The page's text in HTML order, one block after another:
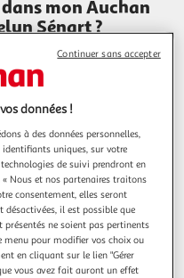
mon Auchan
Sénart ?
données !
à des données personnelles,
uniques, sur votre
de suivi prendront en
Nous et nos partenaires traitons
consentement, elles seront
désactivées, il est possible que
ne soient pas pertinents
menu pour modifier vos choix ou
en cliquant sur le lien "Gérer
vous avez fait auront un effet
Continuer sans accepter